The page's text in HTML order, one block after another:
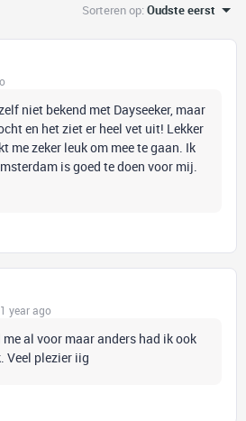
Sorteren op:Oudste eerst
niet bekend met Dayseeker, maar
en het ziet er heel vet uit! Lekker
me zeker leuk om mee te gaan. Ik
is goed te doen voor mij.
year ago
al voor maar anders had ik ook
Veel plezier iig